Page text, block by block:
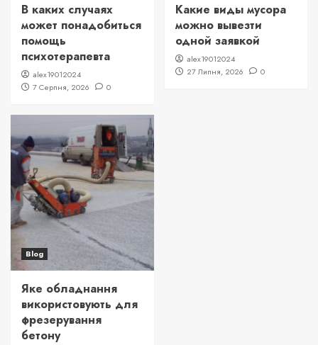
В каких случаях
может понадобиться
помощь
психотерапевта
alex19012024
7 Серпня, 2026
0
Какие виды мусора
можно вывезти
одной заявкой
alex19012024
27 Липня, 2026
0
Blog
Яке обладнання
використовують для
фрезерування
бетону